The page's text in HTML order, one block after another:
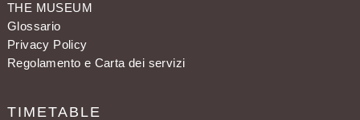
THE MUSEUM
Glossario
Privacy Policy
Regolamento e Carta dei servizi
TIMETABLE